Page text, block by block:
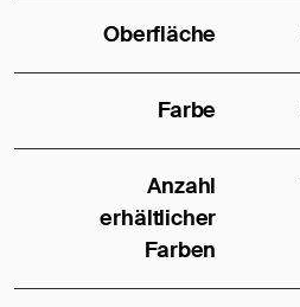
Oberfläche
Farbe
Anzahl
erhältlicher
Farben